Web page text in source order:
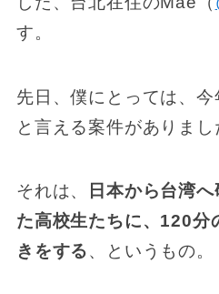
す。
先日、僕にとっては、
と言える案件がありまし
それは、
日本から台湾
た高校生たちに、120分
きをする、というもの。